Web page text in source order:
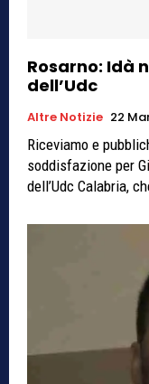
Rosarno: Idà
dell’Udc
Altre Notizie 22
Riceviamo e
soddisfazione per
dell’Udc Calabria,